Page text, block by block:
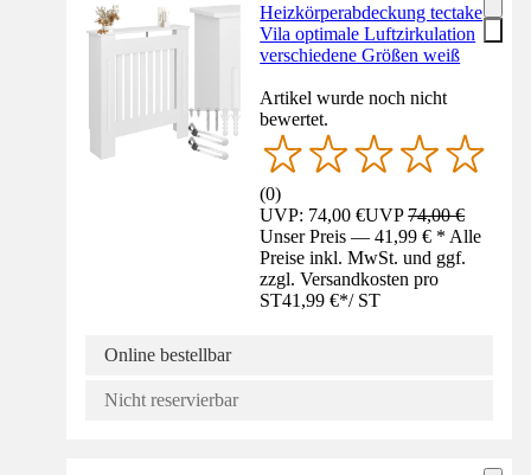
Heizkörperabdeckung tectake
Vila optimale Luftzirkulation
verschiedene Größen weiß
Artikel wurde noch nicht
bewertet.
(0)
UVP: 74,00 €UVP74,00 €
Unser Preis — 41,99 € * Alle
Preise inkl. MwSt. und ggf.
zzgl. Versandkosten pro
ST41,99 €*/ ST
Online bestellbar
Nicht reservierbar